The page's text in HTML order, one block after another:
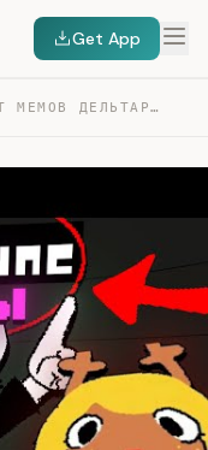
Get App
ТИРЛИСТ МЕМОВ ДЕЛЬТАРУН | FT. LEXIP — TRANSCRIPT